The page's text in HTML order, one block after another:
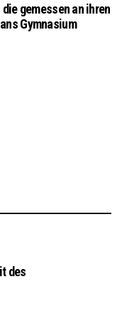
gemessen an ihren
Gymnasium
des